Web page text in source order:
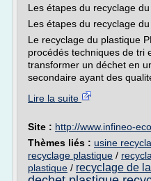
Les étapes du recyclage
Les étapes du recyclage
Le recyclage du plastique
procédés techniques de tri
transformer un déchet en
secondaire ayant des
Lire la suite
Site : http://www.infineo-
Thèmes liés : usine
recyclage plastique /
plastique / recyclage de